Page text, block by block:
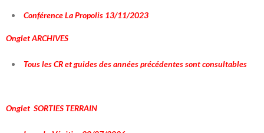
Conférence La Propolis 13/11/2023
Onglet ARCHIVES
Tous les CR et guides des années précédentes sont consultables
Onglet SORTIES TERRAIN